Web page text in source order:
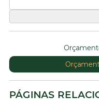
PÁGINAS